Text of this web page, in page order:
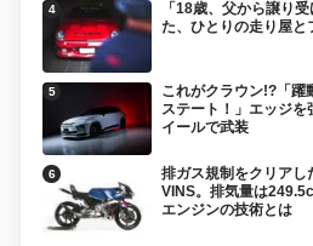
「18歳、父から譲り
た、ひとりの走り屋と
これがクラウン!?「躍
ステート！」エッジ
イールで武装
排ガス規制をクリアし
VINS。排気量は
エンジンの技術とは